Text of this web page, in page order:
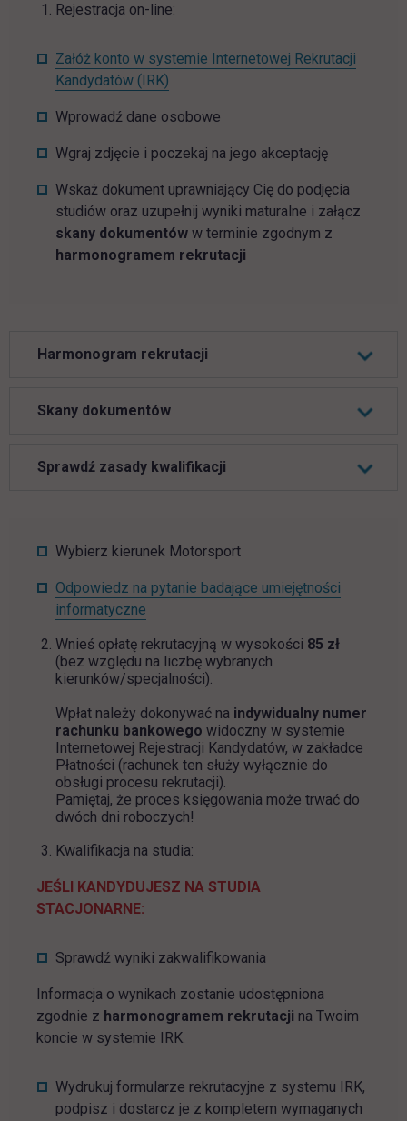
Rejestracja on-line:
Załóż konto w systemie Internetowej Rekrutacji
Kandydatów (IRK)
Wprowadź dane osobowe
Wgraj zdjęcie i poczekaj na jego akceptację
Wskaż dokument uprawniający Cię do podjęcia
studiów oraz uzupełnij wyniki maturalne i załącz
skany dokumentów w terminie zgodnym z
harmonogramem rekrutacji
Harmonogram rekrutacji
Skany dokumentów
Sprawdź zasady kwalifikacji
Wybierz kierunek Motorsport
Odpowiedz na pytanie badające umiejętności
informatyczne
Wnieś opłatę rekrutacyjną w wysokości 85 zł
(bez względu na liczbę wybranych
kierunków/specjalności).
Wpłat należy dokonywać na indywidualny numer
rachunku bankowego widoczny w systemie
Internetowej Rejestracji Kandydatów, w zakładce
Płatności (rachunek ten służy wyłącznie do
obsługi procesu rekrutacji).
Pamiętaj, że proces księgowania może trwać do
dwóch dni roboczych!
Kwalifikacja na studia:
JEŚLI KANDYDUJESZ NA STUDIA
STACJONARNE:
Sprawdź wyniki zakwalifikowania
Informacja o wynikach zostanie udostępniona
zgodnie z harmonogramem rekrutacji na Twoim
koncie w systemie IRK.
Wydrukuj formularze rekrutacyjne z systemu IRK,
podpisz i dostarcz je z kompletem wymaganych